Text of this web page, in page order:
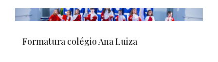
Formatura colégio Ana Luiza